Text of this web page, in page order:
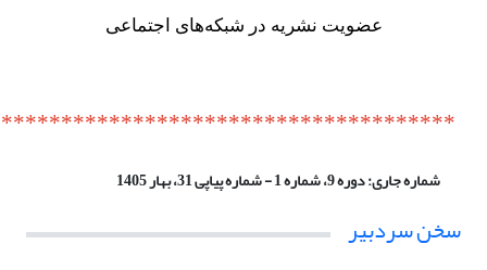
عضویت نشریه در شبکه‌های اجتماعی
شماره جاری:دوره 9، شماره 1 - شماره پیاپی 31، بهار 1405
سخن سردبیر